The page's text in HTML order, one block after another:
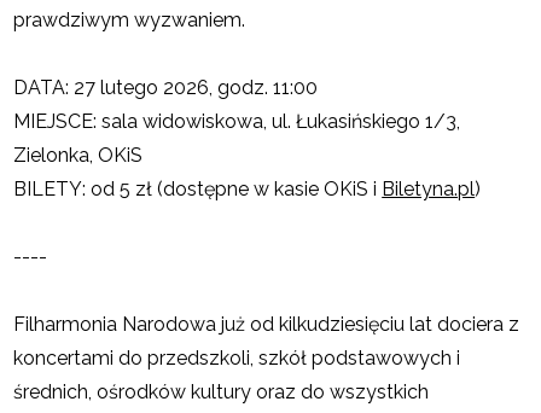
prawdziwym wyzwaniem.
DATA: 27 lutego 2026, godz. 11:00
MIEJSCE: sala widowiskowa, ul. Łukasińskiego 1/3,
Zielonka, OKiS
BILETY: od 5 zł (dostępne w kasie OKiS i Biletyna.pl)
----
Filharmonia Narodowa już od kilkudziesięciu lat dociera z
koncertami do przedszkoli, szkół podstawowych i
średnich, ośrodków kultury oraz do wszystkich